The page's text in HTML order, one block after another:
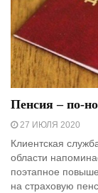
Пенсия – по-
27 ИЮЛЯ 2020
Клиентская
области
поэтапное
на страховую